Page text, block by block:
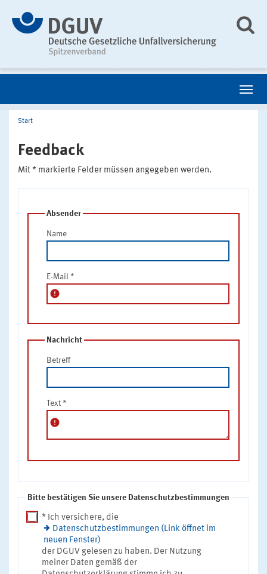
Start
Feedback
Mit * markierte Felder müssen angegeben werden.
Absender
Name
E-Mail *
error
Nachricht
Betreff
Text *
error
Bitte bestätigen Sie unsere Datenschutzbestimmungen
* Ich versichere, die
Datenschutzbestimmungen (Link öffnet im
neuen Fenster)
der DGUV gelesen zu haben. Der Nutzung
meiner Daten gemäß der